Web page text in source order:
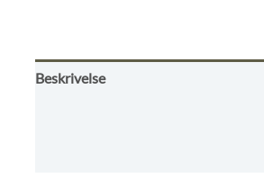
Beskrivelse